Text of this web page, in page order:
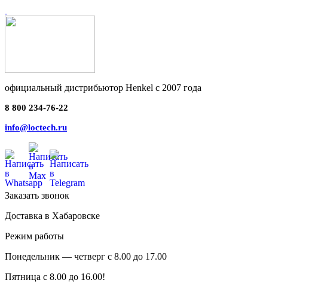
официальный дистрибьютор Henkel с 2007 года
8 800 234-76-22
info@loctech.ru
Заказать звонок
Доставка в Хабаровске
Режим работы
Понедельник — четверг с 8.00 до 17.00
Пятница с 8.00 до 16.00!